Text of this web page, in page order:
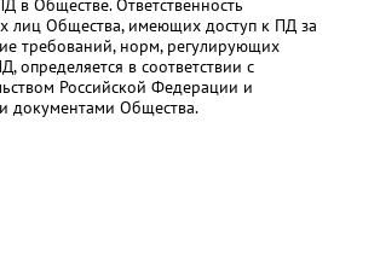
в Обществе. Ответственность
лиц Общества, имеющих доступ к ПД за
требований, норм, регулирующих
определяется в соответствии с
Российской Федерации и
документами Общества.